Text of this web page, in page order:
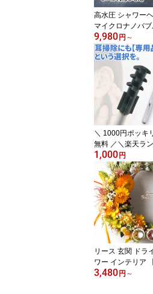
節水 誕生日 プレ
高水圧 シャワー
マイクロナノバ
ei 【 第三世代・改
マジバブル｜川
ニアリング 】 送
大きい 大型 サン
NEI ナノバブル ホ
アダプタ アダプ
い 水圧 節水 美肌
9,980 円 ～
＼ 1000円ポッキ
無料 ／＼楽天ラ
1位／ 耳垢 ごっそ
る 耳かき 【
世代 ミミクロン |
使い捨て 40本入
ゃ よく とれる 取
い 見える 極 極細
掃除道具 イヤー
綿棒 ケース 黒 癒
ズ 子供 赤ちゃん
1,000 円
リース 玄関 ドラ
ワー インテリア
ワーリース 直径
3,480 円 ～